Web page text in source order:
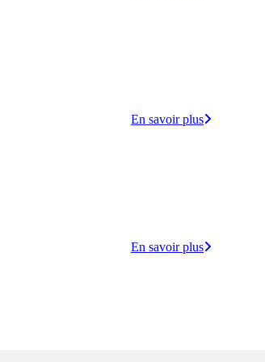
En savoir plus
En savoir plus